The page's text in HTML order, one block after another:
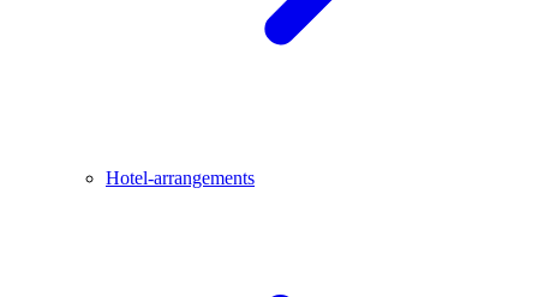
Hotel-arrangements